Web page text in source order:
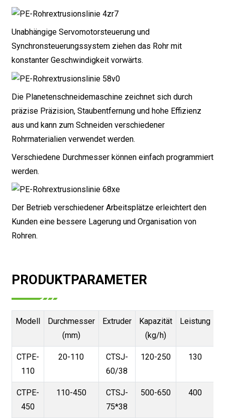
Unabhängige Servomotorsteuerung und
Synchronsteuerungssystem ziehen das Rohr mit
konstanter Geschwindigkeit vorwärts.
Die Planetenschneidemaschine zeichnet sich durch
präzise Präzision, Staubentfernung und hohe Effizienz
aus und kann zum Schneiden verschiedener
Rohrmaterialien verwendet werden.
Verschiedene Durchmesser können einfach programmiert
werden.
Der Betrieb verschiedener Arbeitsplätze erleichtert den
Kunden eine bessere Lagerung und Organisation von
Rohren.
PRODUKTPARAMETER
Modell
Durchmesser
(mm)
Extruder
Kapazität
(kg/h)
Leistung
CTPE-
110
20-110
CTSJ-
60/38
120-250 130
CTPE-
450
110-450
CTSJ-
75*38
500-650 400